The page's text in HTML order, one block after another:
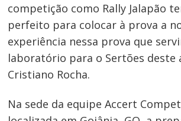
competição como Rally Jalapão
perfeito para colocar à prova a
experiência nessa prova que
laboratório para o Sertões deste
Cristiano Rocha.
Na sede da equipe Accert